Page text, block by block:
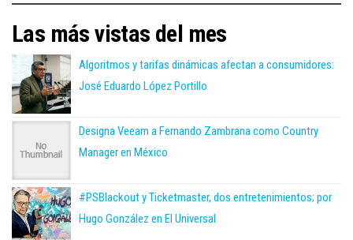
Las más vistas del mes
Algoritmos y tarifas dinámicas afectan a consumidores:
José Eduardo López Portillo
Designa Veeam a Fernando Zambrana como Country
Manager en México
#PSBlackout y Ticketmaster, dos entretenimientos; por
Hugo González en El Universal